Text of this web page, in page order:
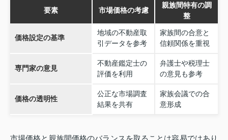
要素 市場価格の考慮
親族間特有の調
整
価格設定の基準
地域の不動産取
引データを参考
家族間の合意と
信頼関係を重視
専門家の意見
不動産鑑定士の
評価を利用
弁護士や税理士
の意見も参考
価格の透明性
公正な市場調査
結果を共有
家族会議での合
意形成
市場価格と親族間価格のバランスを取ることは容易ではあり